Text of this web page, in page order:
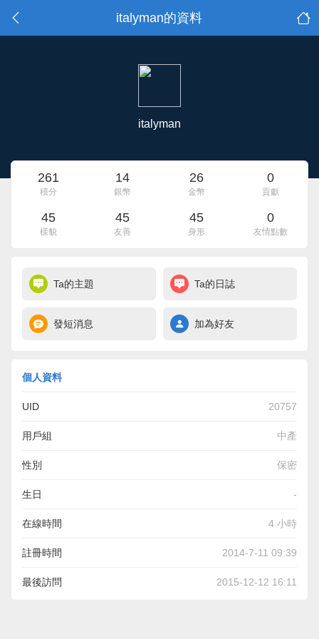
italyman的資料
italyman
261
積分
14
銀幣
26
金幣
0
貢獻
45
樣貌
45
友善
45
身形
0
友情點數
Ta的主題 Ta的日誌
發短消息 加為好友
個人資料
UID 20757
用戶組 中產
性別 保密
生日 -
在線時間 4 小時
註冊時間 2014-7-11 09:39
最後訪問 2015-12-12 16:11